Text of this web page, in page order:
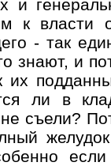
к власти
- так
знают, и
ли в
съели?
если